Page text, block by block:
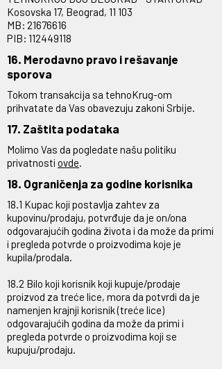
Kosovska 17, Beograd, 11 103
MB: 21676616
PIB: 112449118
16. Merodavno pravo i rešavanje
sporova
Tokom transakcija sa tehnoKrug-om
prihvatate da Vas obavezuju zakoni Srbije.
17. Zaštita podataka
Molimo Vas da pogledate našu politiku
privatnosti ovde.
18. Ograničenja za godine korisnika
18.1 Kupac koji postavlja zahtev za
kupovinu/prodaju, potvrđuje da je on/ona
odgovarajućih godina života i da može da primi
i pregleda potvrde o proizvodima koje je
kupila/prodala.
18.2 Bilo koji korisnik koji kupuje/prodaje
proizvod za treće lice, mora da potvrdi da je
namenjen krajnji korisnik (treće lice)
odgovarajućih godina da može da primi i
pregleda potvrde o proizvodima koji se
kupuju/prodaju.